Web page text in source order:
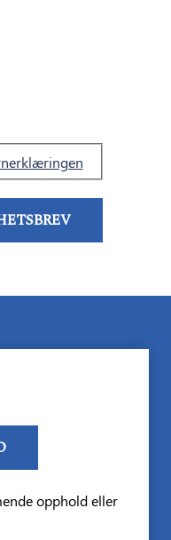
opphold eller